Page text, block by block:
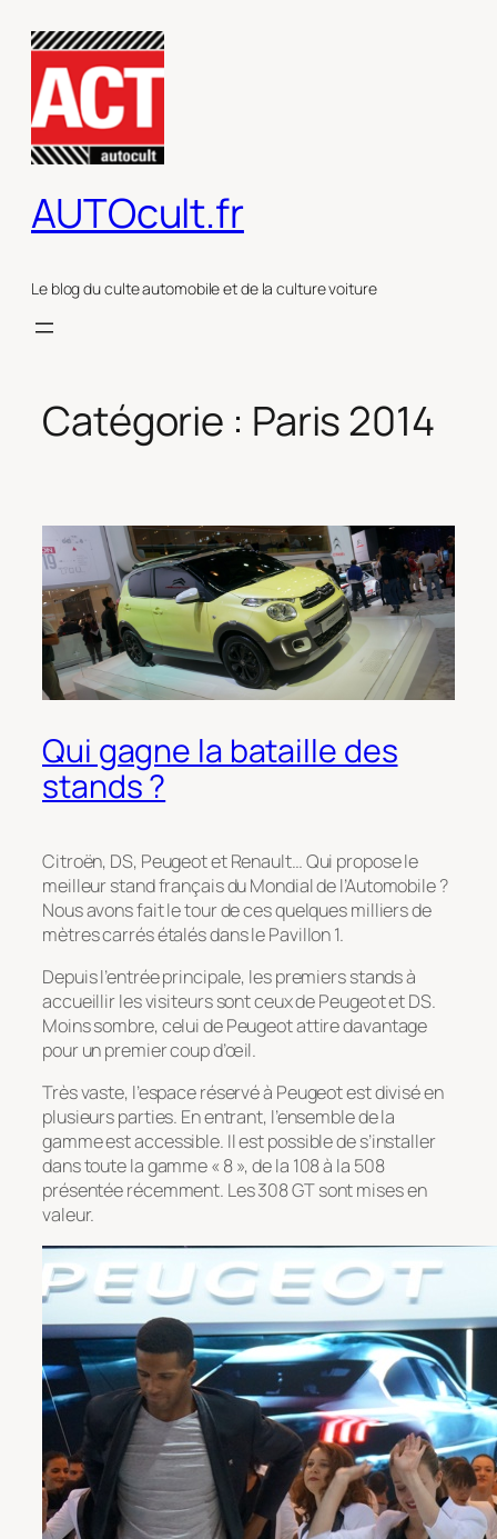
contenu
AUTOcult.fr
Le blog du culte automobile et de la culture voiture
Catégorie : Paris 2014
Qui gagne la bataille des
stands ?
Citroën, DS, Peugeot et Renault… Qui propose le
meilleur stand français du Mondial de l’Automobile ?
Nous avons fait le tour de ces quelques milliers de
mètres carrés étalés dans le Pavillon 1.
Depuis l’entrée principale, les premiers stands à
accueillir les visiteurs sont ceux de Peugeot et DS.
Moins sombre, celui de Peugeot attire davantage
pour un premier coup d’œil.
Très vaste, l’espace réservé à Peugeot est divisé en
plusieurs parties. En entrant, l’ensemble de la
gamme est accessible. Il est possible de s’installer
dans toute la gamme « 8 », de la 108 à la 508
présentée récemment. Les 308 GT sont mises en
valeur.